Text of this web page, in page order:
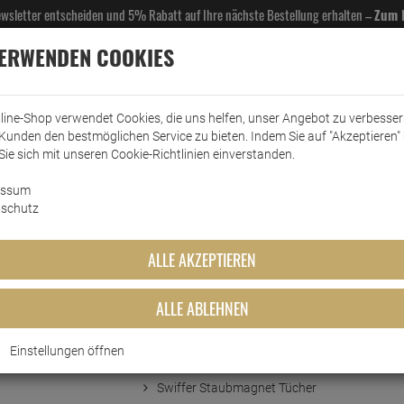
entscheiden und 5% Rabatt auf Ihre nächste Bestellung erhalten –Zum
& GASTROBEDARF DROGERIE KÜCHE & HAUSHALT KFZ
9 Stück mit Febreze
Swiffer Staubmagnet Tücher
COOKIES
Shop verwendet Cookies, die uns helfen, unser Angebot zu
den bestmöglichen Service zu bieten. Indem Sie auf "Akzeptieren"
sich mit unseren Cookie-Richtlinien einverstanden.
ALLE AKZEPTIEREN
ALLE ABLEHNEN
Einstellungen öffnen